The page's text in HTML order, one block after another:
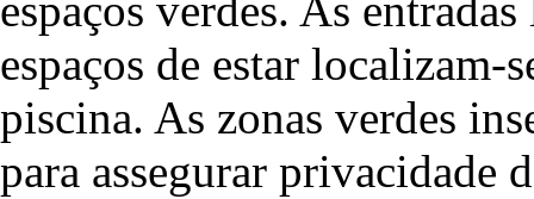
espaços verdes. As
espaços de estar
piscina. As zonas verdes
para assegurar privacidade